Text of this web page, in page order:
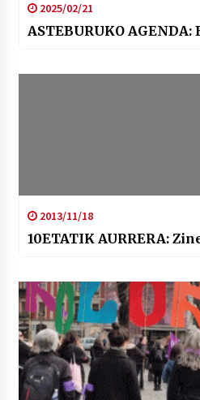
2025/02/21
ASTEBURUKO
2013/11/18
10ETATIK AURRERA: